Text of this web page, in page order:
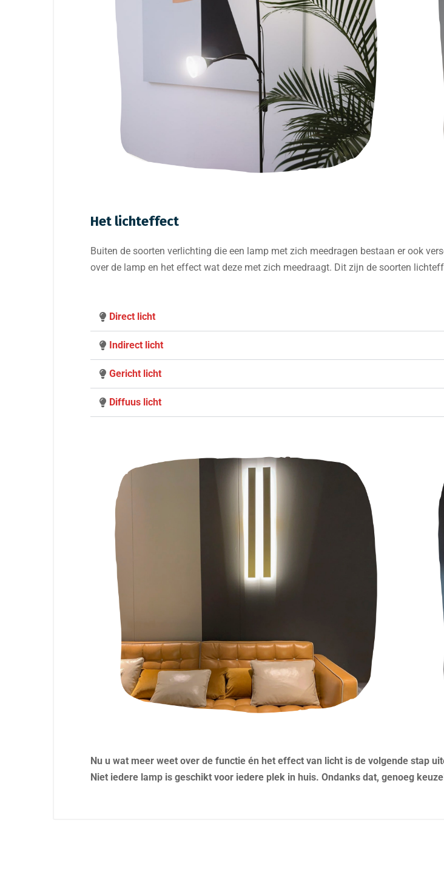
Het lichteffect
Buiten de soorten verlichting die een lamp met zich meedragen bestaan er ook
over de lamp en het effect wat deze met zich meedraagt. Dit zijn de soorten
Direct licht
Indirect licht
Gericht licht
Diffuus licht
Nu u wat meer weet over de functie én het effect van licht is de volgende stap
Niet iedere lamp is geschikt voor iedere plek in huis. Ondanks dat, genoeg